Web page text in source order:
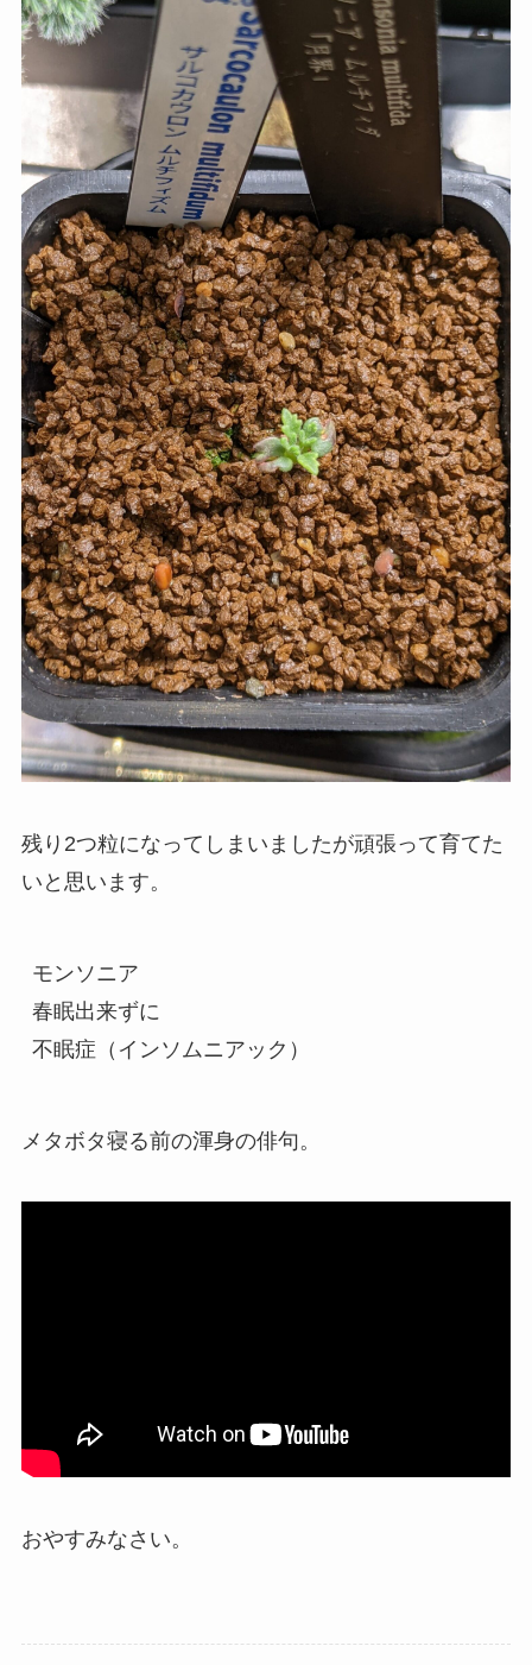
残り2つ粒になってしまいましたが頑張って育てた
いと思います。
モンソニア
春眠出来ずに
不眠症（インソムニアック）
メタボタ寝る前の渾身の俳句。
おやすみなさい。